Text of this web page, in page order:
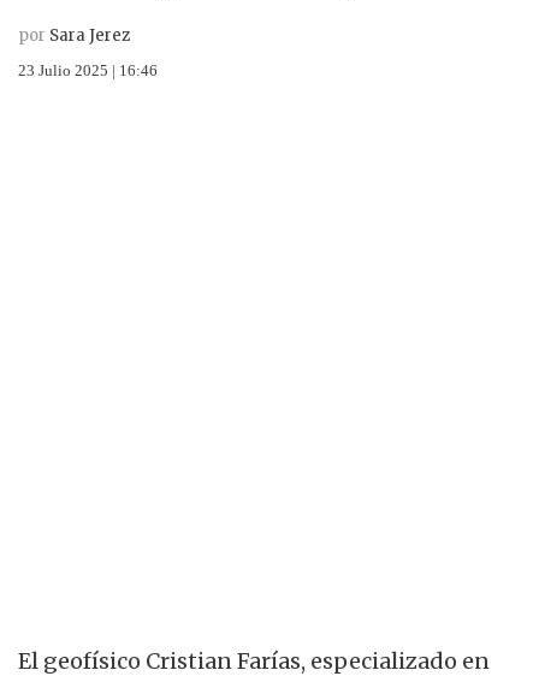
por Sara Jerez
23 Julio 2025 | 16:46
El geofísico Cristian Farías, especializado en